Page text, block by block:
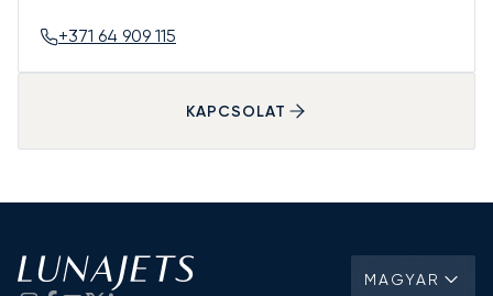
+371 64 909 115
KAPCSOLAT
MAGYAR